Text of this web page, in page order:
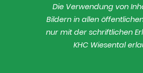
Die Verwendung von
Bildern in allen
nur mit der schriftlichen
KHC Wiesental